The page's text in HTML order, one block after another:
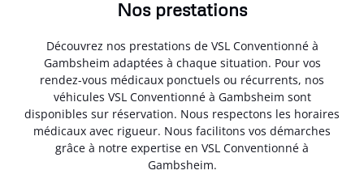
Nos prestations
Découvrez nos prestations de VSL Conventionné à
Gambsheim adaptées à chaque situation. Pour vos
rendez-vous médicaux ponctuels ou récurrents, nos
véhicules VSL Conventionné à Gambsheim sont
disponibles sur réservation. Nous respectons les horaires
médicaux avec rigueur. Nous facilitons vos démarches
grâce à notre expertise en VSL Conventionné à
Gambsheim.